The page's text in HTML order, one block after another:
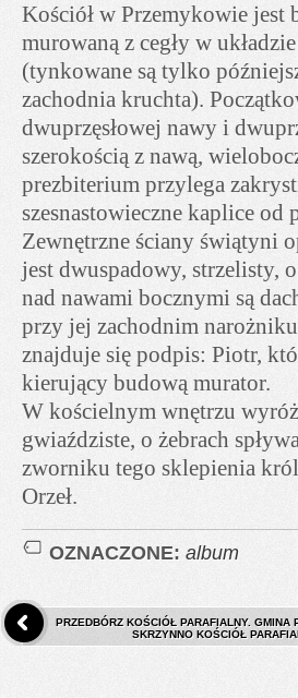
Kościół w Przemykowie
murowaną z cegły w
(tynkowane są tylko
zachodnia kruchta).
dwuprzęsłowej nawy i
szerokością z nawą,
prezbiterium przylega
szesnastowieczne kaplice od
Zewnętrzne ściany świątyni
jest dwuspadowy, strzelisty,
nad nawami bocznymi są
przy jej zachodnim
znajduje się podpis: Piotr,
kierujący budową murator.
W kościelnym wnętrzu
gwiaździste, o żebrach
zworniku tego sklepienia
Orzeł.
OZNACZONE: album
PRZEDBÓRZ KOŚCIÓŁ PARAFIALNY. GMINA
SKRZYNNO KOŚCIÓŁ